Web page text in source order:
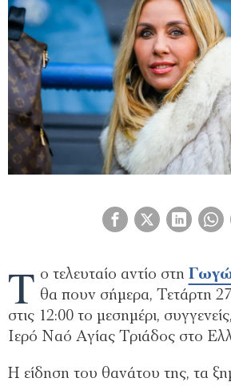
Τ ο τελευταίο αντίο στη
θα πουν σήμερα, Τετάρτη
στις 12:00 το μεσημέρι,
Ιερό Ναό Αγίας Τριάδος στο
Η είδηση του θανάτου της, τα